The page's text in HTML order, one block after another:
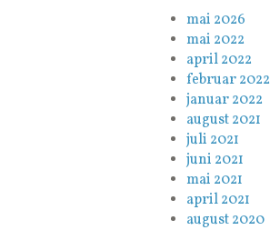
mai 2026
mai 2022
april 2022
februar 2022
januar 2022
august 2021
juli 2021
juni 2021
mai 2021
april 2021
august 2020